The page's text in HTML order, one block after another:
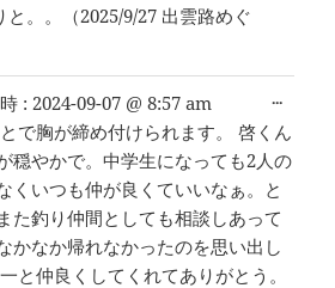
と。。（2025/9/27 出雲路めぐ
: 2024-09-07 @ 8:57 am
で胸が締め付けられます。 啓くん
穏やかで。中学生になっても2人の
くいつも仲が良くていいなぁ。と
た釣り仲間としても相談しあって
かなか帰れなかったのを思い出し
と仲良くしてくれてありがとう。
...こ
メ
タ